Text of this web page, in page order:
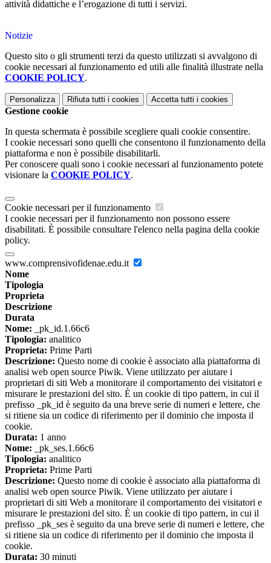
attività didattiche e l’erogazione di tutti i servizi.
Notizie
Questo sito o gli strumenti terzi da questo utilizzati si avvalgono di
cookie necessari al funzionamento ed utili alle finalità illustrate nella
COOKIE POLICY.
Personalizza Rifiuta tutti i cookies Accetta tutti i cookies
Gestione cookie
In questa schermata è possibile scegliere quali cookie consentire.
I cookie necessari sono quelli che consentono il funzionamento della
piattaforma e non è possibile disabilitarli.
Per conoscere quali sono i cookie necessari al funzionamento potete
visionare la COOKIE POLICY.
Cookie necessari per il funzionamento
I cookie necessari per il funzionamento non possono essere
disabilitati. È possibile consultare l'elenco nella pagina della cookie
policy.
www.comprensivofidenae.edu.it
Nome
Tipologia
Proprieta
Descrizione
Durata
Nome: _pk_id.1.66c6
Tipologia: analitico
Proprieta: Prime Parti
Descrizione: Questo nome di cookie è associato alla piattaforma di
analisi web open source Piwik. Viene utilizzato per aiutare i
proprietari di siti Web a monitorare il comportamento dei visitatori e
misurare le prestazioni del sito. È un cookie di tipo pattern, in cui il
prefisso _pk_id è seguito da una breve serie di numeri e lettere, che
si ritiene sia un codice di riferimento per il dominio che imposta il
cookie.
Durata: 1 anno
Nome: _pk_ses.1.66c6
Tipologia: analitico
Proprieta: Prime Parti
Descrizione: Questo nome di cookie è associato alla piattaforma di
analisi web open source Piwik. Viene utilizzato per aiutare i
proprietari di siti Web a monitorare il comportamento dei visitatori e
misurare le prestazioni del sito. È un cookie di tipo pattern, in cui il
prefisso _pk_ses è seguito da una breve serie di numeri e lettere, che
si ritiene sia un codice di riferimento per il dominio che imposta il
cookie.
Durata: 30 minuti